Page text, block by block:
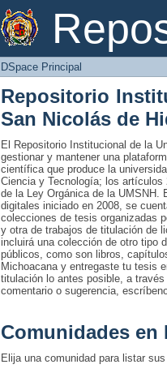
DSpace Principal
DSpace Principal
Repositorio
San Nicolás de
El Repositorio Institucional de la
gestionar y mantener una
científica que produce la
Ciencia y Tecnología; los artículos
de la Ley Orgánica de la UMSNH.
digitales iniciado en 2008, se
colecciones de tesis organizadas
y otra de trabajos de titulación de
incluirá una colección de otro tipo
públicos, como son libros,
Michoacana y entregaste tu tesis
titulación lo antes posible, a
comentario o sugerencia,
Comunidades en
Elija una comunidad para listar